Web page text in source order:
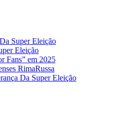
Super Eleição
Eleição
Fans” em 2025
RimaRussa
Da Super Eleição